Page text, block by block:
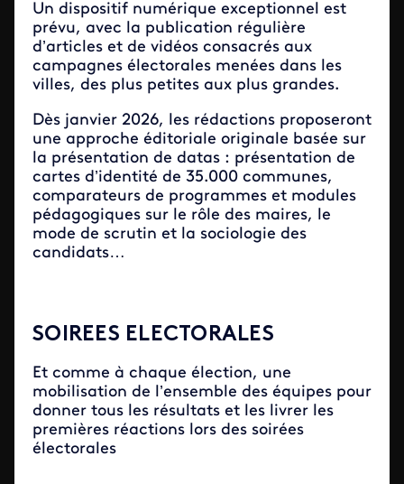
Un dispositif numérique exceptionnel est
prévu, avec la publication régulière
d’articles et de vidéos consacrés aux
campagnes électorales menées dans les
villes, des plus petites aux plus grandes.
Dès janvier 2026, les rédactions proposeront
une approche éditoriale originale basée sur
la présentation de datas : présentation de
cartes d’identité de 35.000 communes,
comparateurs de programmes et modules
pédagogiques sur le rôle des maires, le
mode de scrutin et la sociologie des
candidats…
SOIREES ELECTORALES
Et comme à chaque élection, une
mobilisation de l’ensemble des équipes pour
donner tous les résultats et les livrer les
premières réactions lors des soirées
électorales